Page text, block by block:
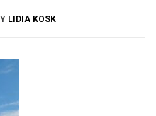
LIDIA KOSK